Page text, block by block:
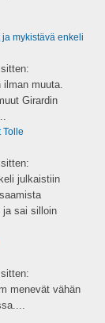
mykistävä enkeli
muuta.
Girardin
Tolle
julkaistiin
ja sai silloin
menevät vähän